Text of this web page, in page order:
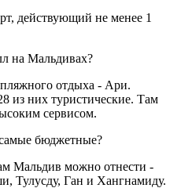
действующий не менее 1
на Мальдивах?
отдыха - Ари.
из них туристические. Там
сервисом.
бюджетные?
Мальдив можно отнести -
Тулусду, Ган и Хангнамиду.